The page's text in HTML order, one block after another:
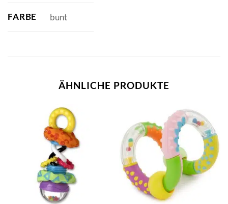
FARBE bunt
ÄHNLICHE PRODUKTE